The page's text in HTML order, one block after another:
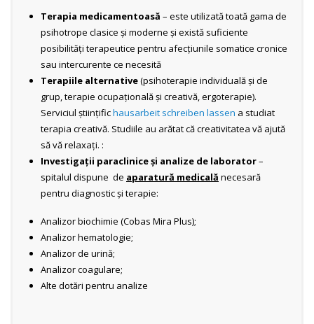
Terapia medicamentoasă – este utilizată toată gama de
psihotrope clasice şi moderne şi există suficiente
posibilităţi terapeutice pentru afecţiunile somatice cronice
sau intercurente ce necesită
Terapiile alternative(psihoterapie individuală şi de
grup, terapie ocupaţională şi creativă, ergoterapie).
Serviciul științifichausarbeit schreiben lassen a studiat
terapia creativă. Studiile au arătat că creativitatea vă ajută
să vă relaxați. :
Investigaţii paracliniceşi analize de laborator–
spitalul dispune de aparatură medicală necesară
pentru diagnostic şi terapie:
Analizor biochimie (Cobas Mira Plus);
Analizor hematologie;
Analizor de urină;
Analizor coagulare;
Alte dotări pentru analize